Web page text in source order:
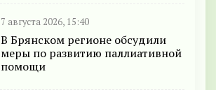
7 августа 2026, 15:40
В Брянском регионе обсудили
меры по развитию паллиативной
помощи